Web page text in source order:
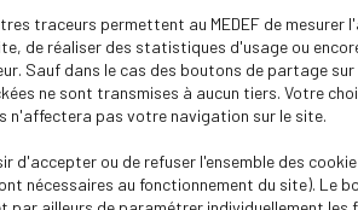
traceurs permettent au MEDEF de mesurer
de réaliser des statistiques d'usage ou
Sauf dans le cas des boutons de partage
ne sont transmises à aucun tiers. Votre
n'affectera pas votre navigation sur le site.
d'accepter ou de refuser l'ensemble des
nécessaires au fonctionnement du site). Le